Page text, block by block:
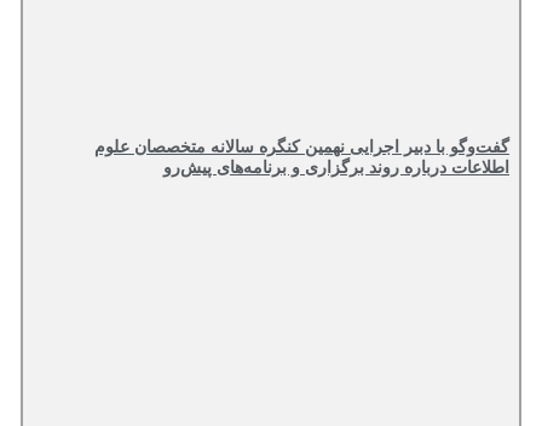
گفت‌وگو با دبیر اجرایی نهمین کنگره سالانه متخصصان علوم
اطلاعات درباره روند برگزاری و برنامه‌های پیش‌رو